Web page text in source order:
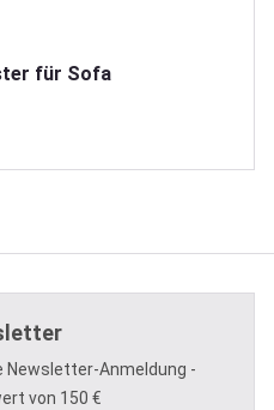
für Sofa
Newsletter-Anmeldung -
von 150 €